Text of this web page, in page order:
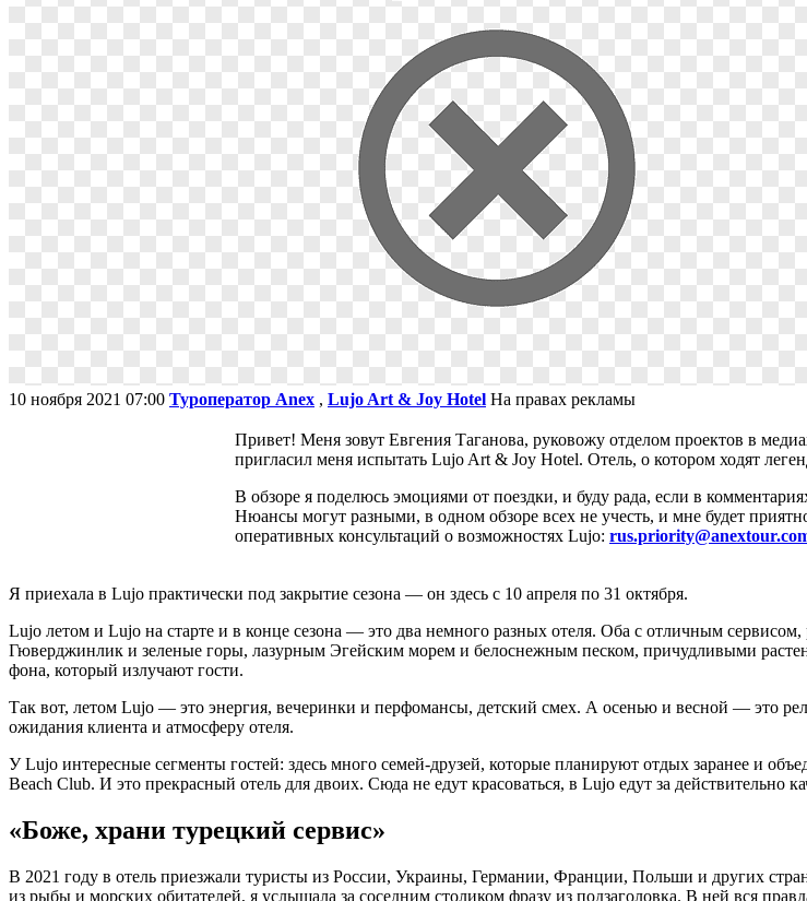
10 ноября 2021 07:00 Туроператор Anex , Lujo Art & Joy Hotel На правах рекламы
Привет! Меня зовут Евгения Таганова, руковожу отделом проектов в
пригласил меня испытать Lujo Art & Joy Hotel. Отель, о котором ходят
В обзоре я поделюсь эмоциями от поездки, и буду рада, если в
Нюансы могут разными, в одном обзоре всех не учесть, и мне будет
оперативных консультаций о возможностях Lujo:
Я приехала в Lujo практически под закрытие сезона — он здесь с 10 апреля по 31 октября.
Lujo летом и Lujo на старте и в конце сезона — это два немного разных отеля. Оба с отличным
Гюверджинлик и зеленые горы, лазурным Эгейским морем и белоснежным песком, причудливыми
фона, который излучают гости.
Так вот, летом Lujo — это энергия, вечеринки и перфомансы, детский смех. А осенью и весной — это
ожидания клиента и атмосферу отеля.
У Lujo интересные сегменты гостей: здесь много семей-друзей, которые планируют отдых заранее и
Beach Club. И это прекрасный отель для двоих. Сюда не едут красоваться, в Lujo едут за действительно
«Боже, храни турецкий сервис»
В 2021 году в отель приезжали туристы из России, Украины, Германии, Франции, Польши и других
из рыбы и морских обитателей, я услышала за соседним столиком фразу из подзаголовка. В ней вся